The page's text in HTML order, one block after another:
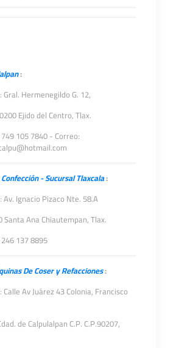
:
Gral. Hermenegildo G. 12,
Ejido del Centro, Tlax.
105 7840 - Correo:
Confección - Sucursal Tlaxcala:
Av. Ignacio Pizaco Nte. 58.A
Santa Ana Chiautempan, Tlax.
137 8895
De Coser y Refacciones:
Calle Av Juárez 43 Colonia, Francisco
de CalpulalpanC.P.C.P.90207,